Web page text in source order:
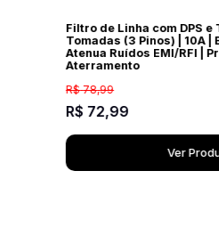
Filtro de Linha com DPS e
Tomadas (3 Pinos) | 10A |
Atenua Ruídos EMI/RFI |
Aterramento
R$ 78,99
R$ 72,99
Ver